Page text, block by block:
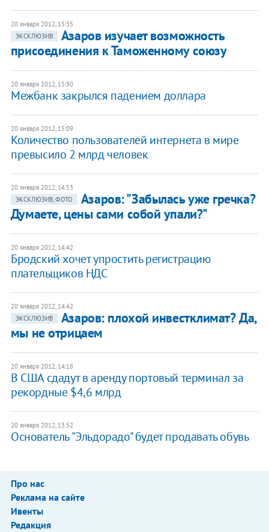
20 января 2012, 15:35
ЭКСКЛЮЗИВ
Азаров изучает возможность
присоединения к Таможенному союзу
20 января 2012, 15:30
Межбанк закрылся падением доллара
20 января 2012, 15:09
Количество пользователей интернета в мире
превысило 2 млрд человек
20 января 2012, 14:53
ЭКСКЛЮЗИВ, ФОТО
Азаров: "Забылась уже гречка?
Думаете, цены сами собой упали?"
20 января 2012, 14:42
Бродский хочет упростить регистрацию
плательщиков НДС
20 января 2012, 14:42
ЭКСКЛЮЗИВ
Азаров: плохой инвестклимат? Да,
мы не отрицаем
20 января 2012, 14:18
В США сдадут в аренду портовый терминал за
рекордные $4,6 млрд
20 января 2012, 13:52
Основатель "Эльдорадо" будет продавать обувь
Про нас
Реклама на сайте
Ивенты
Редакция